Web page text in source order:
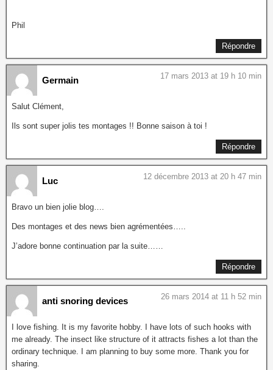
Phil
Répondre
Germain 17 mars 2013 at 19 h 10 min
Salut Clément,
Ils sont super jolis tes montages !! Bonne saison à toi !
Répondre
Luc 12 décembre 2013 at 20 h 47 min
Bravo un bien jolie blog….
Des montages et des news bien agrémentées…..
J’adore bonne continuation par la suite……
Répondre
anti snoring devices 26 mars 2014 at 11 h 52 min
I love fishing. It is my favorite hobby. I have lots of such hooks with
me already. The insect like structure of it attracts fishes a lot than the
ordinary technique. I am planning to buy some more. Thank you for
sharing.